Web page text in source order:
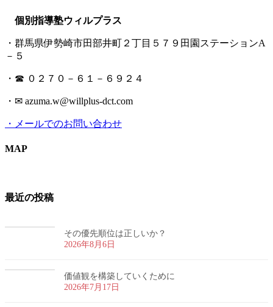
個別指導塾ウィルプラス
・群馬県伊勢崎市田部井町２丁目５７９田園ステーションA
－５
・☎ ０２７０－６１－６９２４
・✉ azuma.w@willplus-dct.com
・メールでのお問い合わせ
MAP
最近の投稿
その優先順位は正しいか？
2026年8月6日
価値観を構築していくために
2026年7月17日